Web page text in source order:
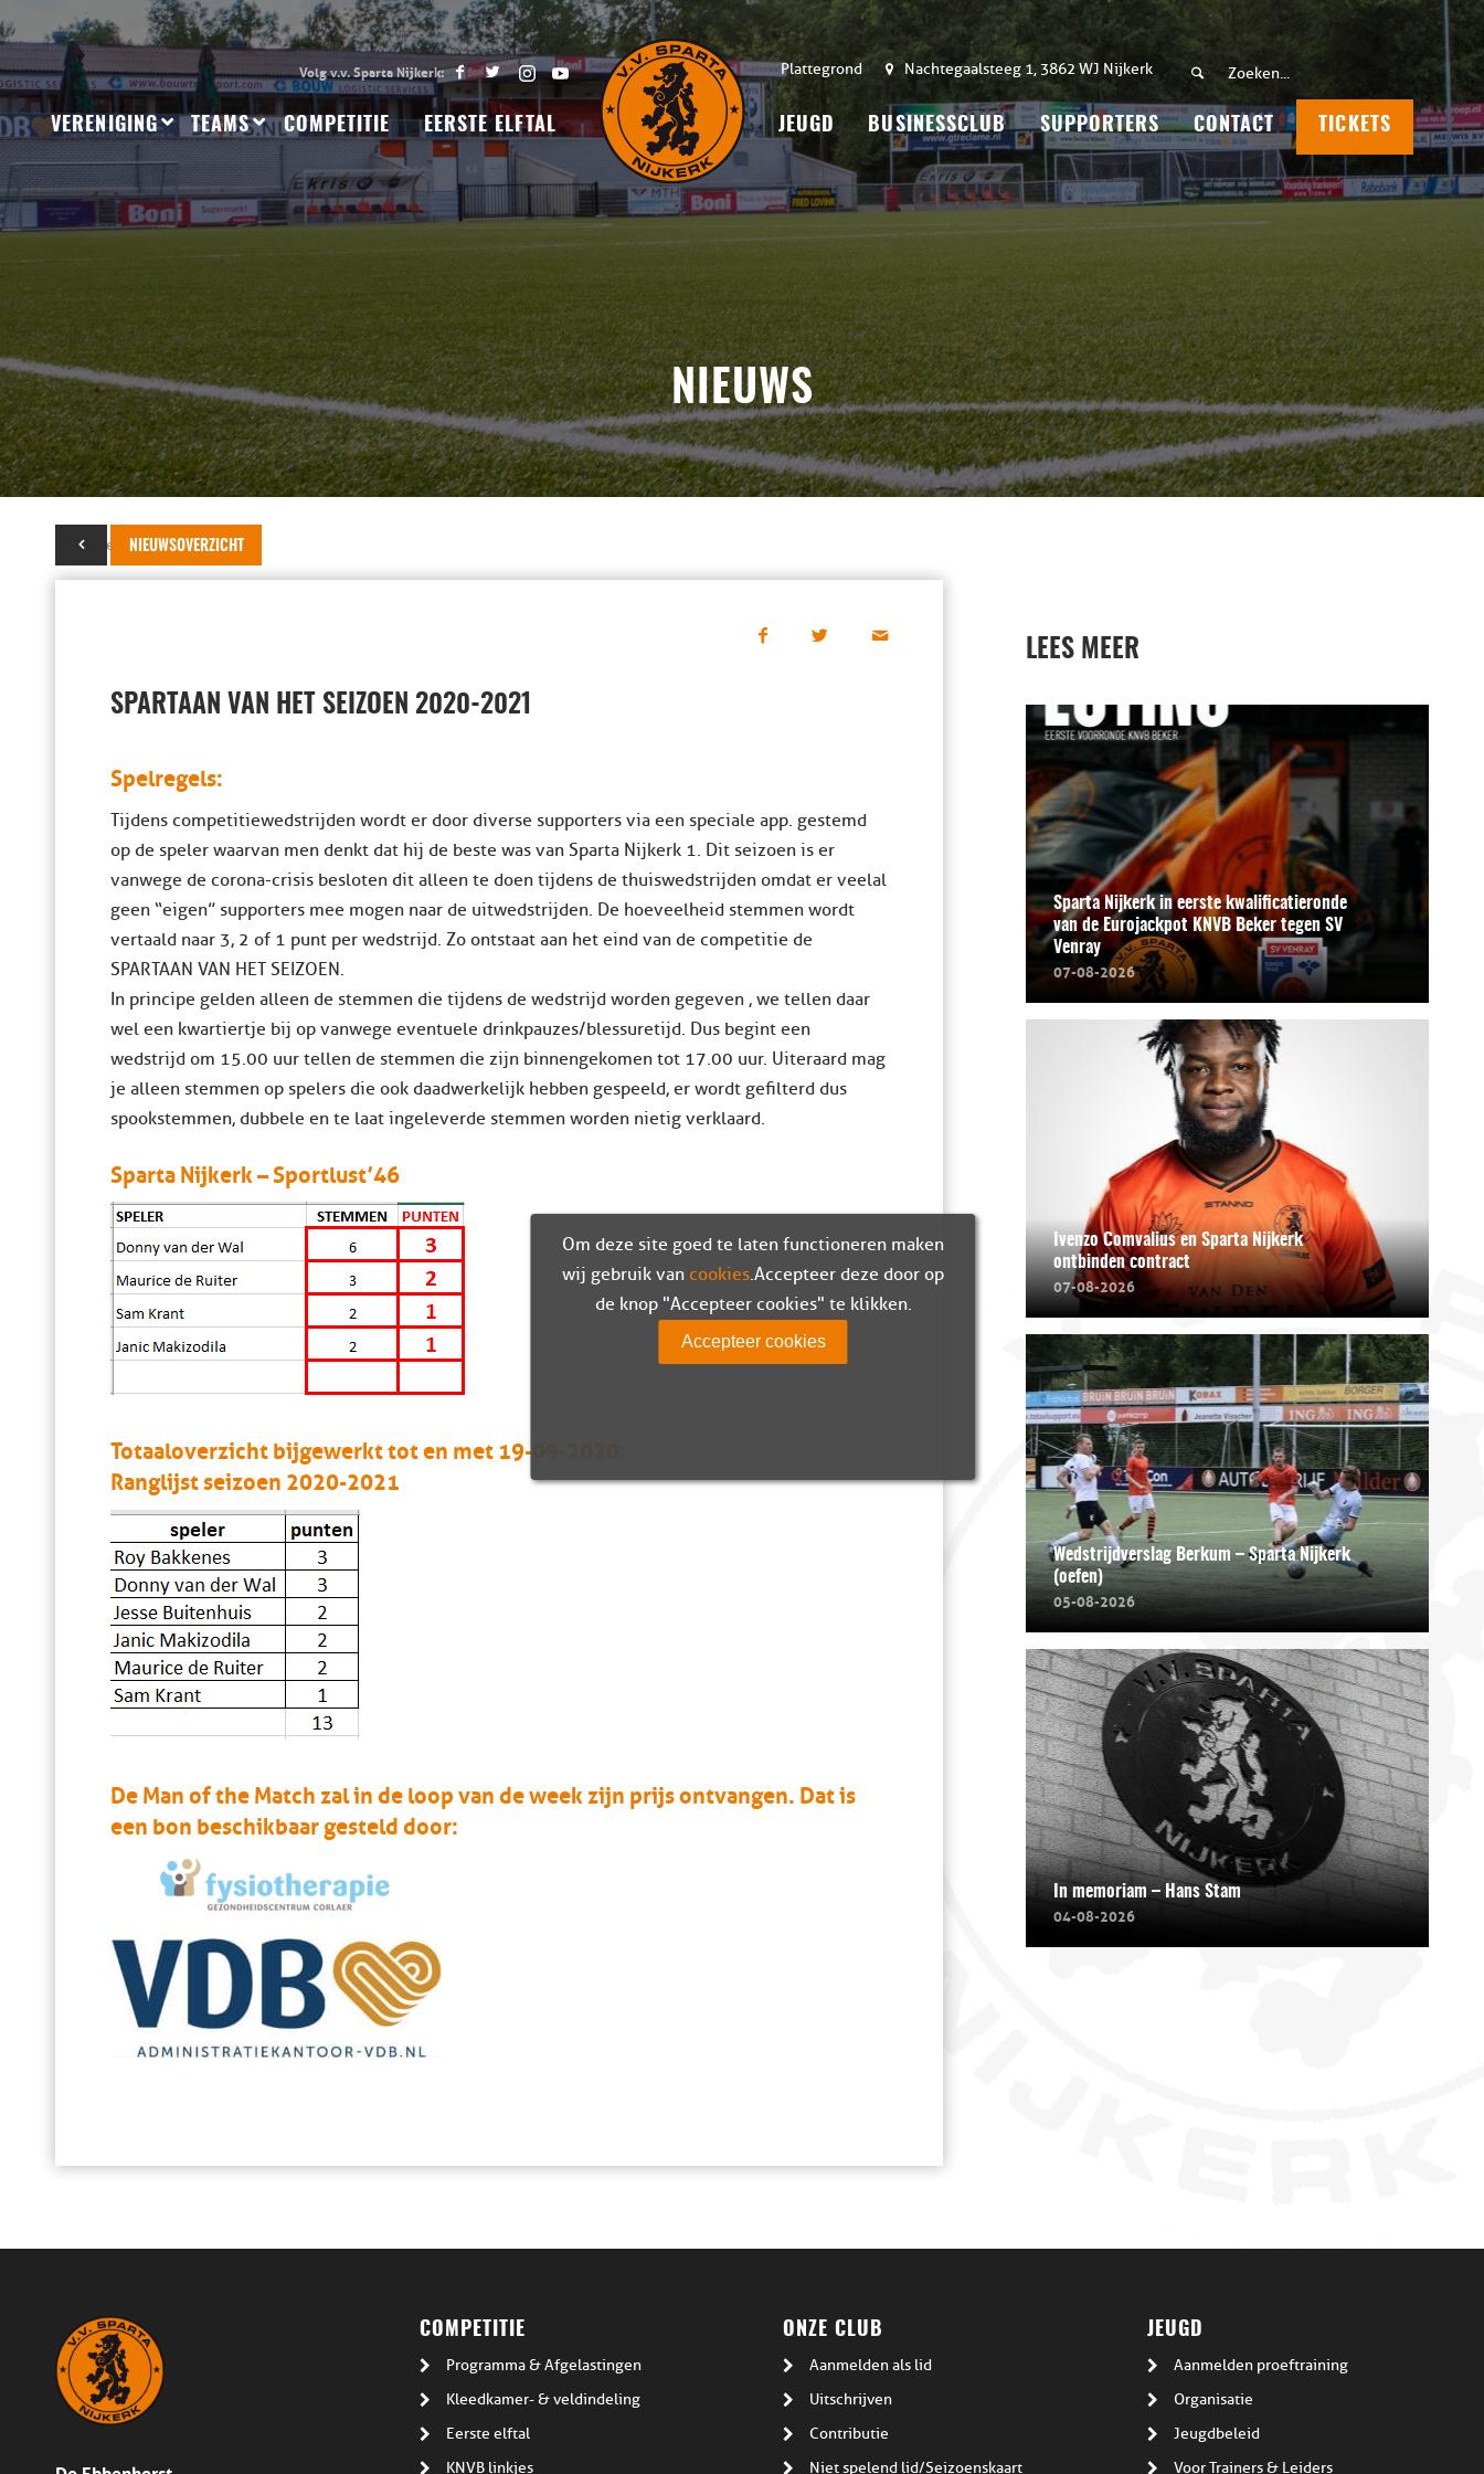
Plattegrond Nachtegaalsteeg 1, 3862 WJ Nijkerk
VERENIGING TEAMS COMPETITIE EERSTE ELFTAL JEUGD BUSINESSCLUB SUPPORTERS CONTACT TICKETS
NIEUWS
NIEUWSOVERZICHT
19 september 2020
SPARTAAN VAN HET SEIZOEN 2020-2021
Spelregels:
Tijdens competitiewedstrijden wordt er door diverse supporters via een speciale app. gestemd
op de speler waarvan men denkt dat hij de beste was van Sparta Nijkerk 1. Dit seizoen is er
vanwege de corona-crisis besloten dit alleen te doen tijdens de thuiswedstrijden omdat er veelal
geen “eigen” supporters mee mogen naar de uitwedstrijden. De hoeveelheid stemmen wordt
vertaald naar 3, 2 of 1 punt per wedstrijd. Zo ontstaat aan het eind van de competitie de
SPARTAAN VAN HET SEIZOEN.
In principe gelden alleen de stemmen die tijdens de wedstrijd worden gegeven , we tellen daar
wel een kwartiertje bij op vanwege eventuele drinkpauzes/blessuretijd. Dus begint een
wedstrijd om 15.00 uur tellen de stemmen die zijn binnengekomen tot 17.00 uur. Uiteraard mag
je alleen stemmen op spelers die ook daadwerkelijk hebben gespeeld, er wordt gefilterd dus
spookstemmen, dubbele en te laat ingeleverde stemmen worden nietig verklaard.
Sparta Nijkerk – Sportlust’46
Totaaloverzicht bijgewerkt tot en met 19-09-2020:
Ranglijst seizoen 2020-2021
De Man of the Match zal in de loop van de week zijn prijs ontvangen. Dat is
een bon beschikbaar gesteld door:
LEES MEER
Sparta Nijkerk in eerste kwalificatieronde
van de Eurojackpot KNVB Beker tegen SV
Venray
07-08-2026
Ivenzo Comvalius en Sparta Nijkerk
ontbinden contract
07-08-2026
Wedstrijdverslag Berkum – Sparta Nijkerk
(oefen)
05-08-2026
In memoriam – Hans Stam
04-08-2026
COMPETITIE
Programma & Afgelastingen
Kleedkamer- & veldindeling
Eerste elftal
KNVB linkjes
ONZE CLUB
Aanmelden als lid
Uitschrijven
Contributie
Niet spelend lid/Seizoenskaart
JEUGD
Aanmelden proeftraining
Organisatie
Jeugdbeleid
Voor Trainers & Leiders
Om deze site goed te laten functioneren maken
wij gebruik van cookies. Accepteer deze door op
de knop "Accepteer cookies" te klikken.
Accepteer cookies